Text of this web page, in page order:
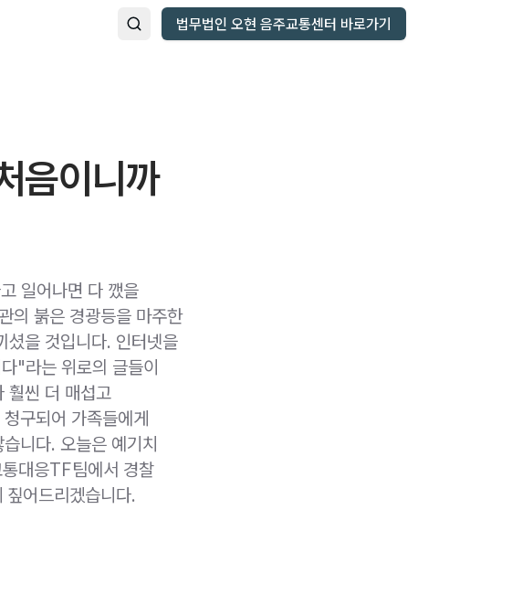
법무법인 오현 음주교통센터 바로가기
음이니까
일어나면 다 깼을
의 붉은 경광등을 마주한
셨을 것입니다. 인터넷을
"라는 위로의 글들이
훨씬 더 매섭고
구되어 가족들에게
니다. 오늘은 예기치
대응TF팀에서 경찰
어드리겠습니다.